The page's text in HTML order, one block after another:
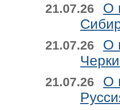
21.07.26
О
21.07.26
О
21.07.26
О